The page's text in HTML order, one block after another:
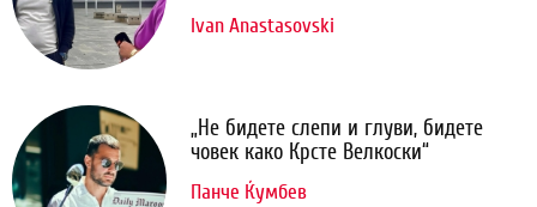
Ivan Anastasovski
„Не бидете слепи и глуви, бидете
човек како Крсте Велкоски“
Панче Ќумбев